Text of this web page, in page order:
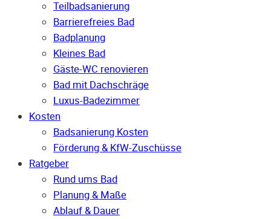
Teilbadsanierung
Barrierefreies Bad
Badplanung
Kleines Bad
Gäste-WC renovieren
Bad mit Dachschräge
Luxus-Badezimmer
Kosten
Badsanierung Kosten
Förderung & KfW-Zuschüsse
Ratgeber
Rund ums Bad
Planung & Maße
Ablauf & Dauer